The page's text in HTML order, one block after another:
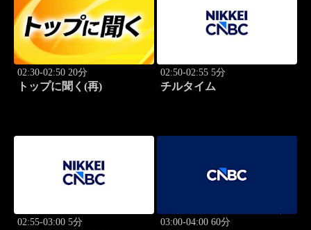
02:30-02:50 20分
トップに聞く(再)
02:50-02:55 5分
チルタイム
02:55-03:00 5分 03:00-04:00 60分